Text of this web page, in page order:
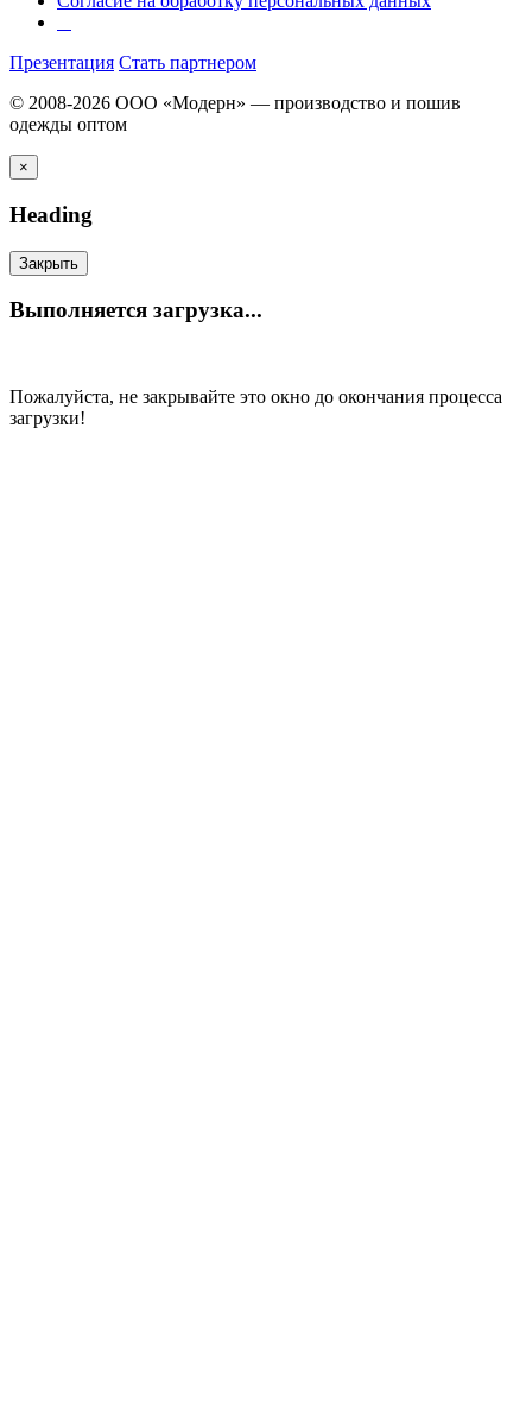
Презентация Стать партнером
© 2008-2026 ООО «Модерн» — производство и пошив
одежды оптом
×
Heading
Закрыть
Выполняется загрузка...
Пожалуйста, не закрывайте это окно до окончания процесса
загрузки!